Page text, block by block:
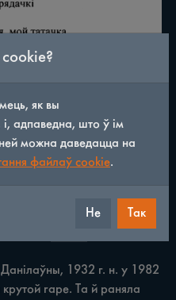
Данілаўны, 1932 г. н. у 1982
rape. Та й раняла
cookie?
як вы
адпаведна, што ў ім
можна даведацца на
файлаў cookie.
Не Так